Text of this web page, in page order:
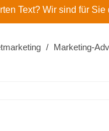
Text? Wir sind für Sie
/
Marketing-